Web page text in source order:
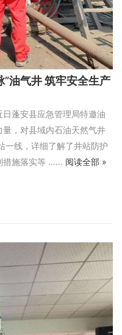
油气井 筑牢安全生产
蓬安县应急管理局特邀油
，对县域内石油天然气井
一线，详细了解了井站防护
措施落实等 …… 阅读全部 »